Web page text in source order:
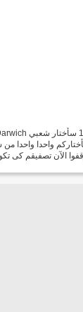
واحدا واحدا
الآن تصفيقم كى